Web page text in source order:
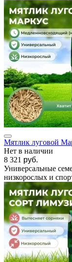
Мятлик луговой
Нет в наличии
8 321
руб.
Универсальные
низкорослых и